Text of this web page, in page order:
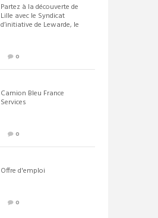
Partez à la découverte de
Lille avec le Syndicat
d’initiative de Lewarde, le
0
Camion Bleu France
Services
0
Offre d'emploi
0